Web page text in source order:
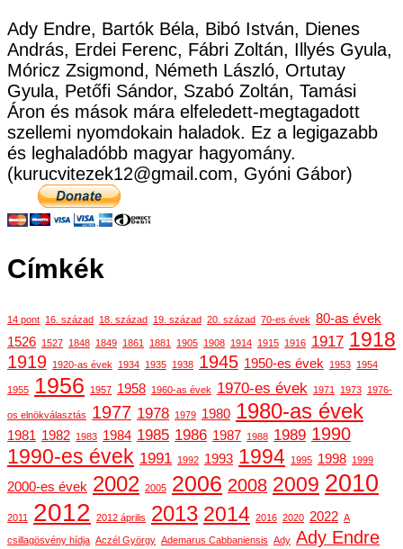
Ady Endre, Bartók Béla, Bibó István, Dienes
András, Erdei Ferenc, Fábri Zoltán, Illyés Gyula,
Móricz Zsigmond, Németh László, Ortutay
Gyula, Petőfi Sándor, Szabó Zoltán, Tamási
Áron és mások mára elfeledett-megtagadott
szellemi nyomdokain haladok. Ez a legigazabb
és leghaladóbb magyar hagyomány.
(kurucvitezek12@gmail.com, Gyóni Gábor)
Címkék
14 pont 16. század 18. század 19. század 20. század 70-es évek 80-as évek
1526 1527 1848 1849 1861 1881 1905 1908 1914 1915 1916 1917 1918
1919 1920-as évek 1934 1935 1938 1945 1950-es évek 1953 1954
1955 1956 1957 1958 1960-as évek 1970-es évek 1971 1973 1976-
os elnökválasztás 1977 1978 1979 1980 1980-as évek
1981 1982 1983 1984 1985 1986 1987 1988 1989 1990
1990-es évek 1991 1992 1993 1994 1995 1998 1999
2000-es évek 2002 2005 2006 2008 2009 2010
2011 2012 2012 április 2013 2014 2016 2020 2022 A
csillagösvény hídja Aczél György Ademarus Cabbaniensis Ady Ady Endre